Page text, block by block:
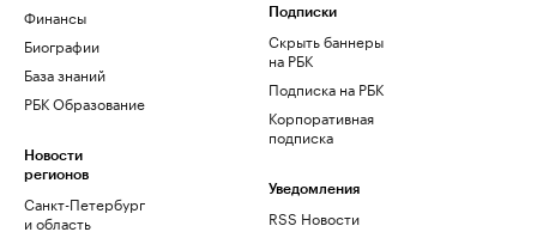
Финансы
Биографии
База знаний
РБК Образование
Новости
регионов
Санкт-Петербург
и область
Подписки
Скрыть баннеры
на РБК
Подписка на РБК
Корпоративная
подписка
Уведомления
RSS Новости